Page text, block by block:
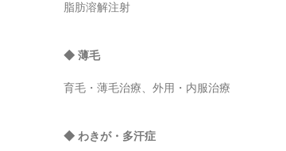
脂肪溶解注射
◆ 薄毛
育毛・薄毛治療、外用・内服治療
◆ わきが・多汗症